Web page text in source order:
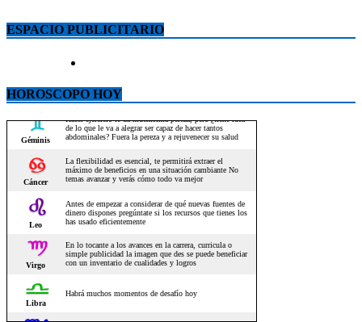
ESPACIO PUBLICITARIO
HOROSCOPO HOY